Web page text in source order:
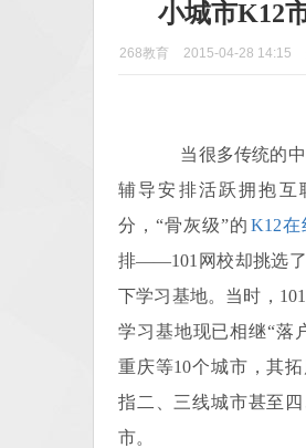
小城市K12
268教育 2015-04-28 14:15
当很多传统的中
辅导安排活跃拥抱互
分，“骨灰级”的 K12在
排——101网校却挑选了
下学习基地。当时，
学习基地现已相继“落
重庆等10个城市，其
指二、三线城市甚至
市。